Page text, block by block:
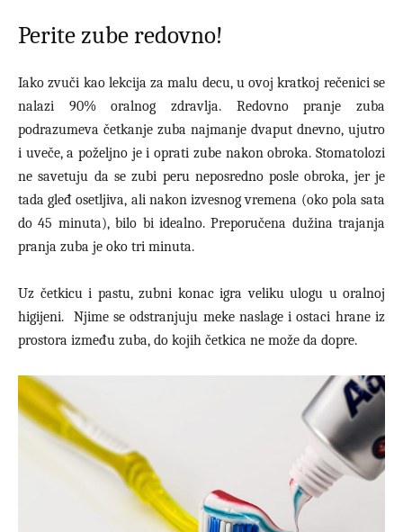
Perite zube redovno!
Iako zvuči kao lekcija za malu decu, u ovoj kratkoj rečenici se
nalazi 90% oralnog zdravlja. Redovno pranje zuba
podrazumeva četkanje zuba najmanje dvaput dnevno, ujutro
i uveče, a poželjno je i oprati zube nakon obroka. Stomatolozi
ne savetuju da se zubi peru neposredno posle obroka, jer je
tada gleđ osetljiva, ali nakon izvesnog vremena (oko pola sata
do 45 minuta), bilo bi idealno. Preporučena dužina trajanja
pranja zuba je oko tri minuta.
Uz četkicu i pastu, zubni konac igra veliku ulogu u oralnoj
higijeni. Njime se odstranjuju meke naslage i ostaci hrane iz
prostora između zuba, do kojih četkica ne može da dopre.